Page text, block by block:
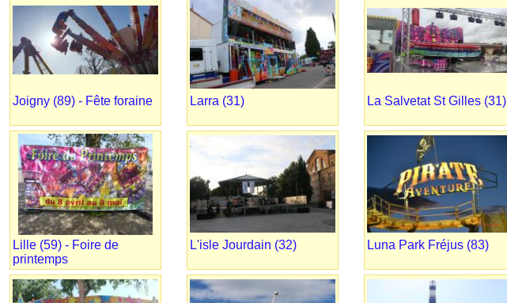
Joigny (89) - Fête foraine Larra (31) La Salvetat St Gilles (31)
Lille (59) - Foire de
printemps
L'isle Jourdain (32) Luna Park Fréjus (83)